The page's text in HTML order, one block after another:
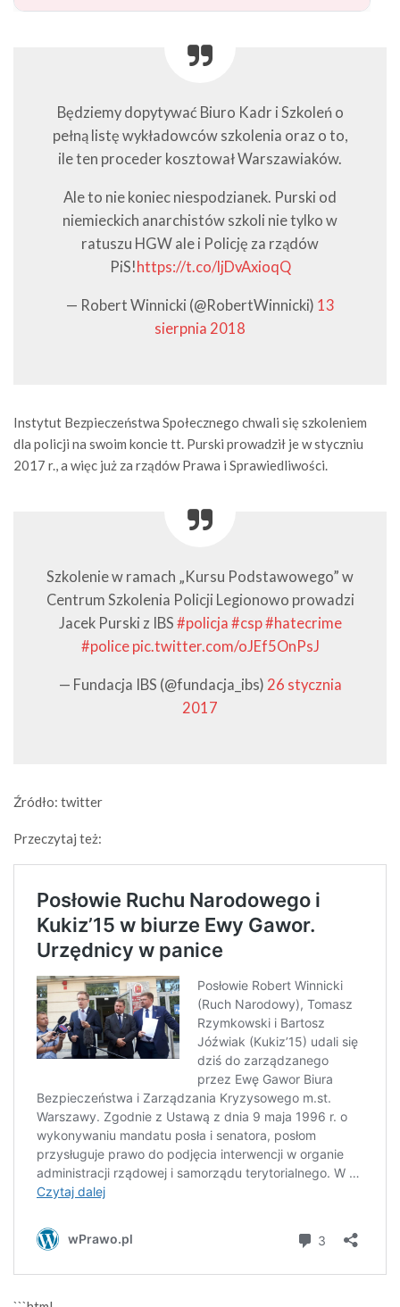
Będziemy dopytywać Biuro Kadr i Szkoleń o
pełną listę wykładowców szkolenia oraz o to,
ile ten proceder kosztował Warszawiaków.
Ale to nie koniec niespodzianek. Purski od
niemieckich anarchistów szkoli nie tylko w
ratuszu HGW ale i Policję za rządów
PiS! https://t.co/ljDvAxioqQ
— Robert Winnicki (@RobertWinnicki) 13
sierpnia 2018
Instytut Bezpieczeństwa Społecznego chwali się szkoleniem
dla policji na swoim koncie tt. Purski prowadził je w styczniu
2017 r., a więc już za rządów Prawa i Sprawiedliwości.
Szkolenie w ramach „Kursu Podstawowego” w
Centrum Szkolenia Policji Legionowo prowadzi
Jacek Purski z IBS #policja #csp#hatecrime
#police pic.twitter.com/oJEf5OnPsJ
— Fundacja IBS (@fundacja_ibs) 26 stycznia
2017
Źródło: twitter
Przeczytaj też: